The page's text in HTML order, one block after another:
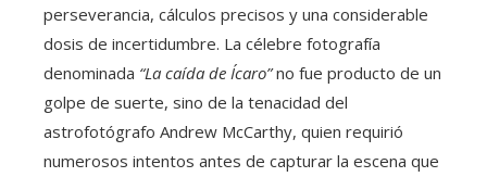
perseverancia, cálculos precisos y una considerable
dosis de incertidumbre. La célebre fotografía
denominada “La caída de Ícaro”no fue producto de un
golpe de suerte, sino de la tenacidad del
astrofotógrafo Andrew McCarthy, quien requirió
numerosos intentos antes de capturar la escena que